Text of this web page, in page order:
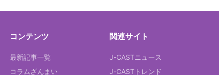
コンテンツ
最新記事一覧
コラムざんまい
関連サイト
J-CASTニュース
J-CASTトレンド